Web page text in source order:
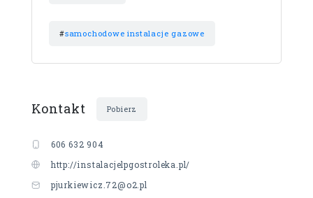
#samochodowe instalacje gazowe
Kontakt Pobierz
606 632 904
http://instalacjelpgostroleka.pl/
pjurkiewicz.72@o2.pl